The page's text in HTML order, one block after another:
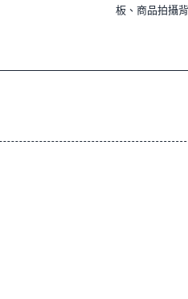
板、商品拍攝